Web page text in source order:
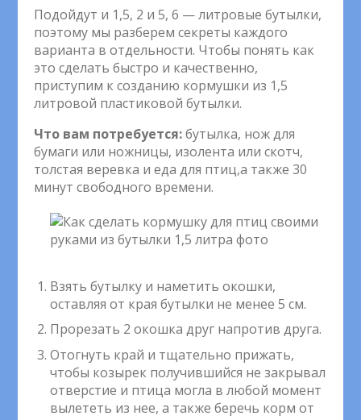
Подойдут и 1,5, 2 и 5, 6 — литровые бутылки,
поэтому мы разберем секреты каждого
варианта в отдельности. Чтобы понять как
это сделать быстро и качественно,
приступим к созданию кормушки из 1,5
литровой пластиковой бутылки.
Что вам потребуется:бутылка, нож для
бумаги или ножницы, изолента или скотч,
толстая веревка и еда для птиц,а также 30
минут свободного времени.
Взять бутылку и наметить окошки,
оставляя от края бутылки не менее 5 см.
Прорезать 2 окошка друг напротив друга.
Отогнуть край и тщательно прижать,
чтобы козырек получившийся не закрывал
отверстие и птица могла в любой момент
вылететь из нее, а также беречь корм от